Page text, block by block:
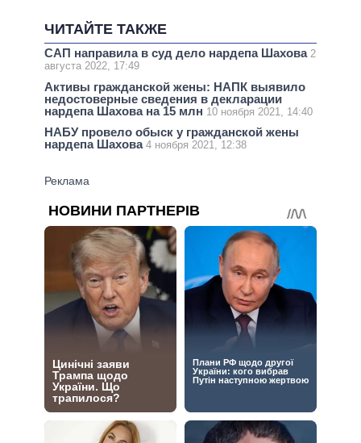
ЧИТАЙТЕ ТАКЖЕ
САП направила в суд дело нардепа Шахова 2
августа 2022, 17:49
Активы гражданской жены: НАПК выявило
недостоверные сведения в декларации
нардепа Шахова на 15 млн 10 ноября 2021, 14:40
НАБУ провело обыск у гражданской жены
нардепа Шахова 4 ноября 2021, 12:38